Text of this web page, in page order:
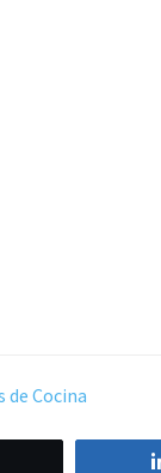
de Cocina